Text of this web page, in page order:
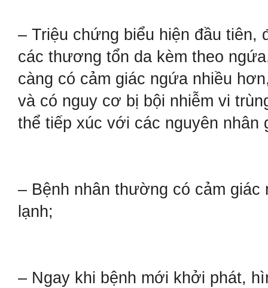
– Triệu chứng biểu hiện đầu tiên,
các thương tổn da kèm theo
càng có cảm giác ngứa nhiều
và có nguy cơ bị bội nhiễm vi
thể tiếp xúc với các nguyên nhân
– Bệnh nhân thường có cảm
lạnh;
– Ngay khi bệnh mới khởi phát,